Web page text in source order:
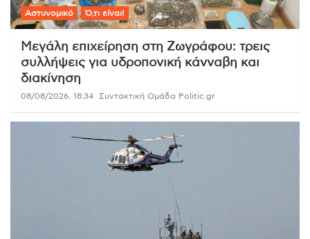
Αστυνομικό Ό,τι είναι!
Μεγάλη επιχείρηση στη Ζωγράφου: τρεις
συλλήψεις για υδροπονική κάνναβη και
διακίνηση
08/08/2026, 18:34 Συντακτική Ομάδα Politic.gr